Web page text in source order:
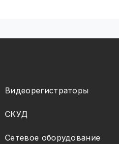
Видеорегистраторы
СКУД
Сетевое оборудование